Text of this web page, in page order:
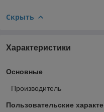
Скрыть
Характеристики
Основные
Производитель
Пользовательские